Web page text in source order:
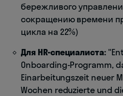
бережливого
сокращению времени
цикла на 22%)
Для HR-специалиста:
Onboarding-Programm,
Einarbeitungszeit neuer
Wochen reduzierte und